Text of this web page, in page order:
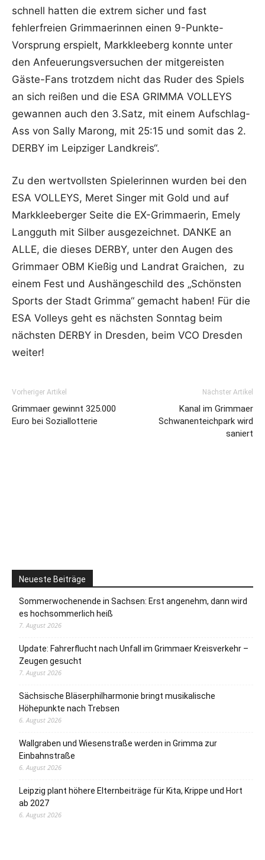
schnell hatten die extrem sicher und fast
fehlerfreien Grimmaerinnen einen 9-Punkte-
Vorsprung erspielt, Markkleeberg konnte unter
den Anfeuerungsversuchen der mitgereisten
Gäste-Fans trotzdem nicht das Ruder des Spiels
an sich reißen und die ESA GRIMMA VOLLEYS
gewannen auch den 3.Satz, mit einem Aufschlag-
Ass von Sally Marong, mit 25:15 und somit das 2.
DERBY im Leipziger Landkreis“.
Zu den wertvollsten Spielerinnen wurden bei den
ESA VOLLEYS, Meret Singer mit Gold und auf
Markkleeberger Seite die EX-Grimmaerin, Emely
Langguth mit Silber ausgezeichnet. DANKE an
ALLE, die dieses DERBY, unter den Augen des
Grimmaer OBM Kießig und Landrat Graichen, zu
einem Fest und Aushängeschild des „Schönsten
Sports der Stadt Grimma“ gemacht haben! Für die
ESA Volleys geht es nächsten Sonntag beim
nächsten DERBY in Dresden, beim VCO Dresden
weiter!
Vorheriger Artikel
Grimmaer gewinnt 325.000
Euro bei Soziallotterie
Nächster Artikel
Kanal im Grimmaer
Schwanenteichpark wird
saniert
Neueste Beiträge
Sommerwochenende in Sachsen: Erst angenehm, dann wird
es hochsommerlich heiß
7. August 2026
Update: Fahrerflucht nach Unfall im Grimmaer Kreisverkehr –
Zeugen gesucht
7. August 2026
Sächsische Bläserphilharmonie bringt musikalische
Höhepunkte nach Trebsen
6. August 2026
Wallgraben und Wiesenstraße werden in Grimma zur
Einbahnstraße
6. August 2026
Leipzig plant höhere Elternbeiträge für Kita, Krippe und Hort
ab 2027
6. August 2026